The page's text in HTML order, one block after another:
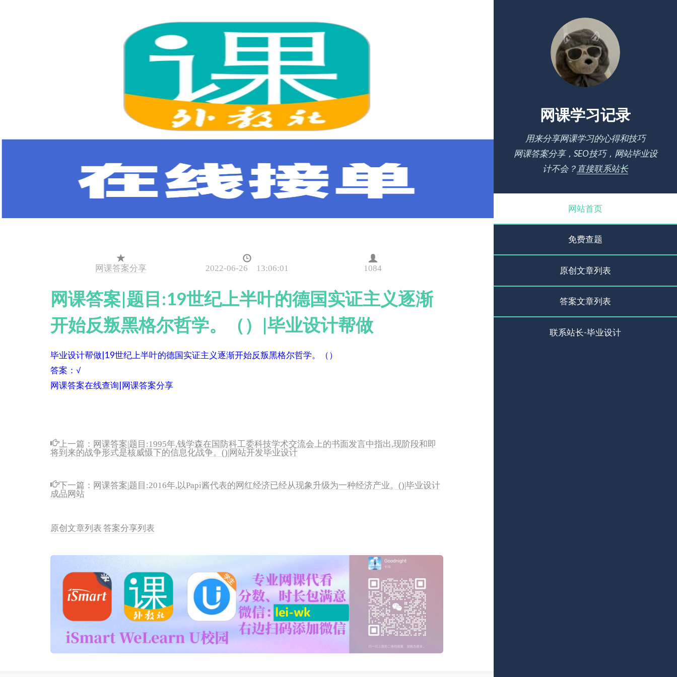
网课学习记录
用来分享网课学习的心得和技巧
网课答案分享，SEO技巧，网站毕业设
计不会？ 直接联系站长
网站首页
免费查题
原创文章列表
答案文章列表
联系站长-毕业设计
网课答案分享 2022-06-26 13:06:01 1084
网课答案|题目:19世纪上半叶的德国实证主义逐渐
开始反叛黑格尔哲学。（）|毕业设计帮做
毕业设计帮做|19世纪上半叶的德国实证主义逐渐开始反叛黑格尔哲学。（）
答案：√
网课答案在线查询|网课答案分享
上一篇： 网课答案|题目:1995年,钱学森在国防科工委科技学术交流会上的书面发言中指出,现阶段和即
将到来的战争形式是核威慑下的信息化战争。()|网站开发毕业设计
下一篇： 网课答案|题目:2016年,以Papi酱代表的网红经济已经从现象升级为一种经济产业。()|毕业设计
成品网站
原创文章列表答案分享列表